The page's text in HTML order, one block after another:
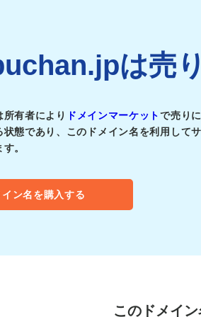
は売
有者により ドメインマーケットで売り
状態であり、このドメイン名を利用して
。
ン名を購入する
このドメイ